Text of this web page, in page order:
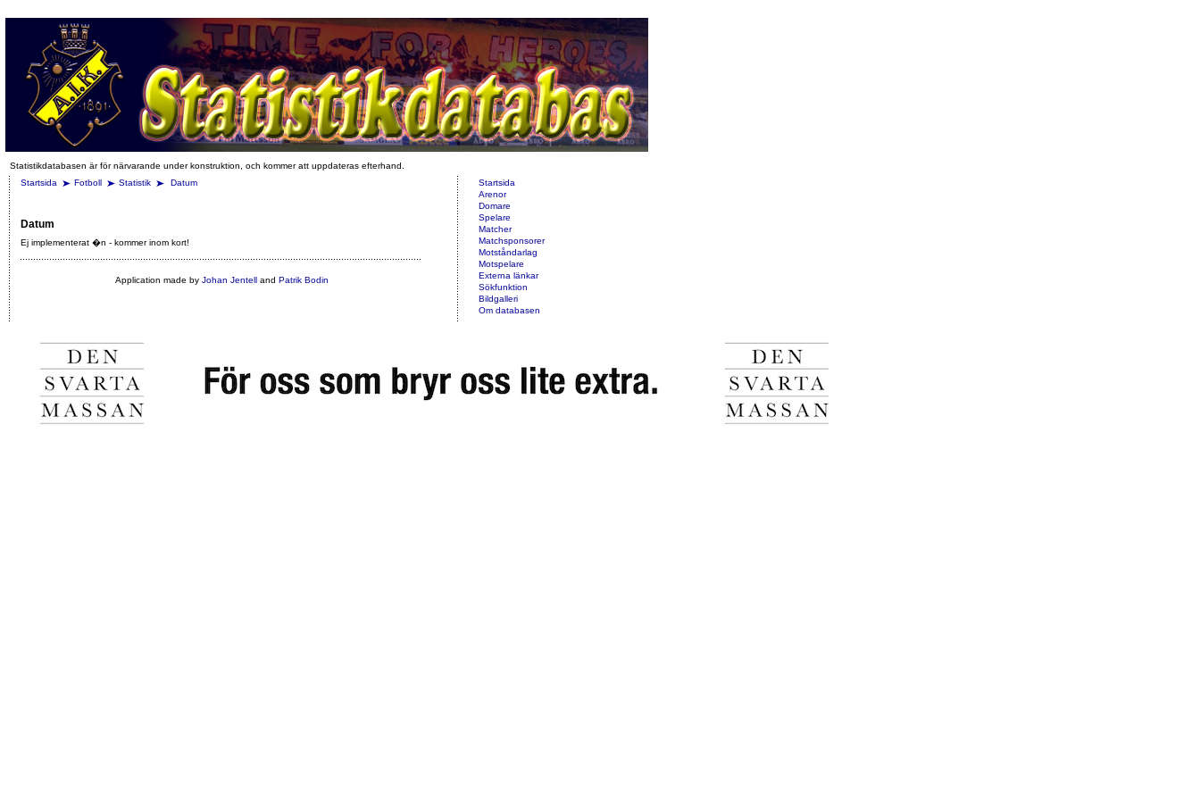
Statistikdatabasen är för närvarande under konstruktion, och kommer att uppdateras efterhand.
Startsida
Fotboll Statistik Datum
Datum
Ej implementerat �n - kommer inom kort!
Application made by Johan Jentelland Patrik Bodin
Startsida
Arenor
Domare
Spelare
Matcher
Matchsponsorer
Motståndarlag
Motspelare
Externa länkar
Sökfunktion
Bildgalleri
Om databasen